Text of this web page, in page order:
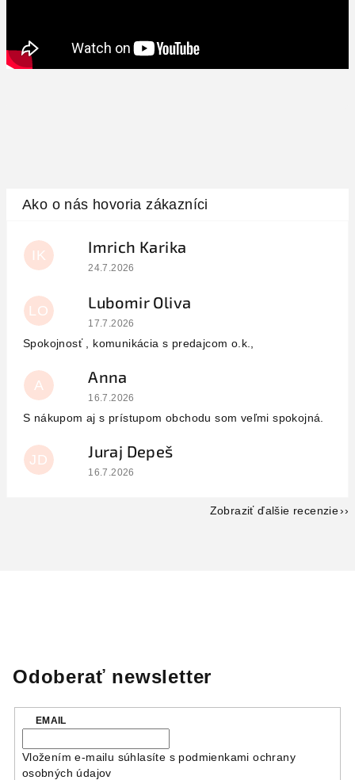
IK Imrich Karika
Hodnotenie obchodu je 5 z 5 hviezdičiek.
24.7.2026
LO Lubomir Oliva
Hodnotenie obchodu je 5 z 5 hviezdičiek.
17.7.2026
Spokojnosť , komunikácia s predajcom o.k.,
A Anna
Hodnotenie obchodu je 5 z 5 hviezdičiek.
16.7.2026
S nákupom aj s prístupom obchodu som veľmi spokojná.
JD Juraj Depeš
Hodnotenie obchodu je 5 z 5 hviezdičiek.
16.7.2026
Zobraziť ďalšie recenzie
Odoberať newsletter
EMAIL
Vložením e-mailu súhlasíte s podmienkami ochrany
osobných údajov